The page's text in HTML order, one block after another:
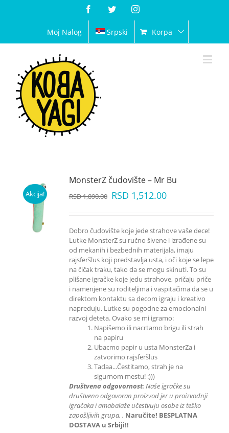
FacebookTwitterInstagram
Moj Nalog Srpski Korpa
Akcija!
MonsterZ čudovište – Mr Bu
RSD1,890.00 RSD 1,512.00
Dobro čudovište koje jede strahove vaše dece!
Lutke MonsterZ su ručno šivene i izrađene su
od mekanih i bezbednih materijala, imaju
rajsferšlus koji predstavlja usta, i oči koje se lepe
na čičak traku, tako da se mogu skinuti. To su
plišane igračke koje jedu strahove, pričaju priče
i namenjene su roditeljima i vaspitačima da se u
direktom kontaktu sa decom igraju i kreativo
napreduju. Lutke su pogodne za emocionalni
razvoj deteta. Ovako se mi igramo:
Napišemo ili nacrtamo brigu ili strah
na papiru
Ubacmo papir u usta MonsterZa i
zatvorimo rajsferšlus
Tadaa...Čestitamo, strah je na
sigurnom mestu! :)))
Društvena odgovornost: Naše igračke su
društveno odgovoran proizvod jer u proizvodnji
igračaka i amabalaže učestvuju osobe iz teško
zapošljivih grupa. . Naručite! BESPLATNA
DOSTAVA u Srbiji!!